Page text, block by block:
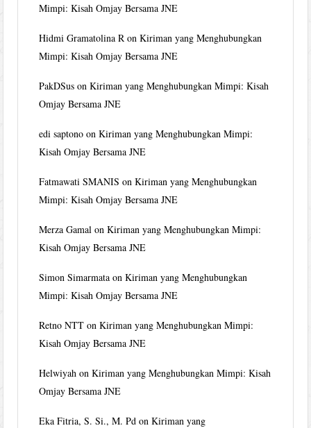
Mimpi: Kisah Omjay Bersama JNE
Hidmi Gramatolina R onKiriman yang Menghubungkan
Mimpi: Kisah Omjay Bersama JNE
PakDSus onKiriman yang Menghubungkan Mimpi: Kisah
Omjay Bersama JNE
edi saptono onKiriman yang Menghubungkan Mimpi:
Kisah Omjay Bersama JNE
Fatmawati SMANIS onKiriman yang Menghubungkan
Mimpi: Kisah Omjay Bersama JNE
Merza Gamal onKiriman yang Menghubungkan Mimpi:
Kisah Omjay Bersama JNE
Simon Simarmata onKiriman yang Menghubungkan
Mimpi: Kisah Omjay Bersama JNE
Retno NTT onKiriman yang Menghubungkan Mimpi:
Kisah Omjay Bersama JNE
Helwiyah onKiriman yang Menghubungkan Mimpi: Kisah
Omjay Bersama JNE
Eka Fitria, S. Si., M. Pd onKiriman yang